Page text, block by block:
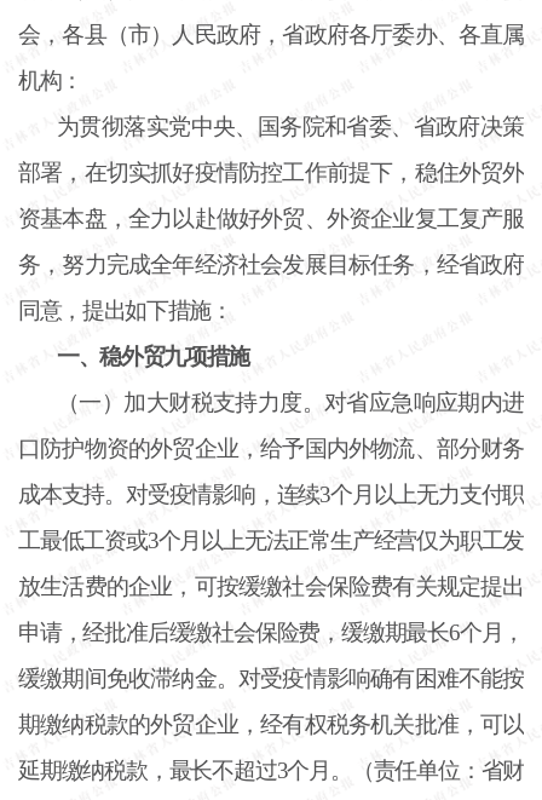
会，各县（市）人民政府，省政府各厅委办、各直属
机构：
为贯彻落实党中央、国务院和省委、省政府决策
部署，在切实抓好疫情防控工作前提下，稳住外贸外
资基本盘，全力以赴做好外贸、外资企业复工复产服
务，努力完成全年经济社会发展目标任务，经省政府
同意，提出如下措施：
一、稳外贸九项措施
（一）加大财税支持力度。对省应急响应期内进
口防护物资的外贸企业，给予国内外物流、部分财务
成本支持。对受疫情影响，连续3个月以上无力支付职
工最低工资或3个月以上无法正常生产经营仅为职工发
放生活费的企业，可按缓缴社会保险费有关规定提出
申请，经批准后缓缴社会保险费，缓缴期最长6个月，
缓缴期间免收滞纳金。对受疫情影响确有困难不能按
期缴纳税款的外贸企业，经有权税务机关批准，可以
延期缴纳税款，最长不超过3个月。（责任单位：省财